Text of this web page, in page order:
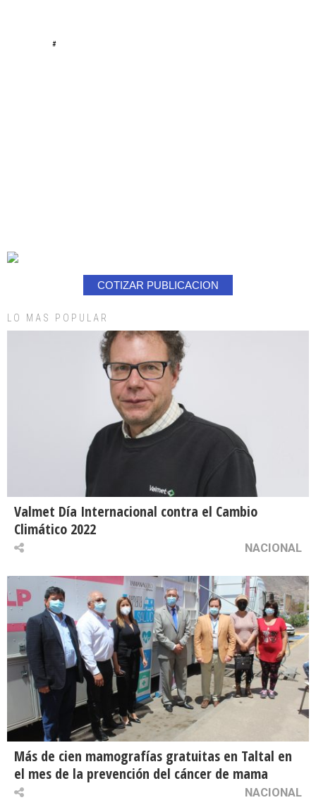
#
COTIZAR PUBLICACION
LO MAS POPULAR
Valmet Día Internacional contra el Cambio
Climático 2022
NACIONAL
Más de cien mamografías gratuitas en Taltal en
el mes de la prevención del cáncer de mama
NACIONAL